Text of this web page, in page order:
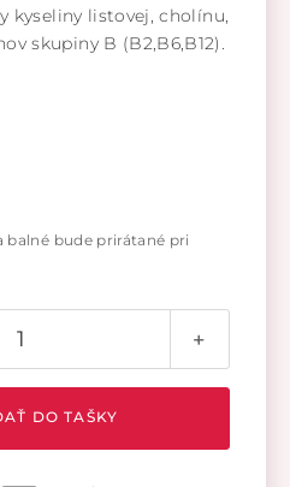
kyseliny listovej, cholínu,
skupiny B (B2,B6,B12).
balné bude prirátané pri
+
DO TAŠKY